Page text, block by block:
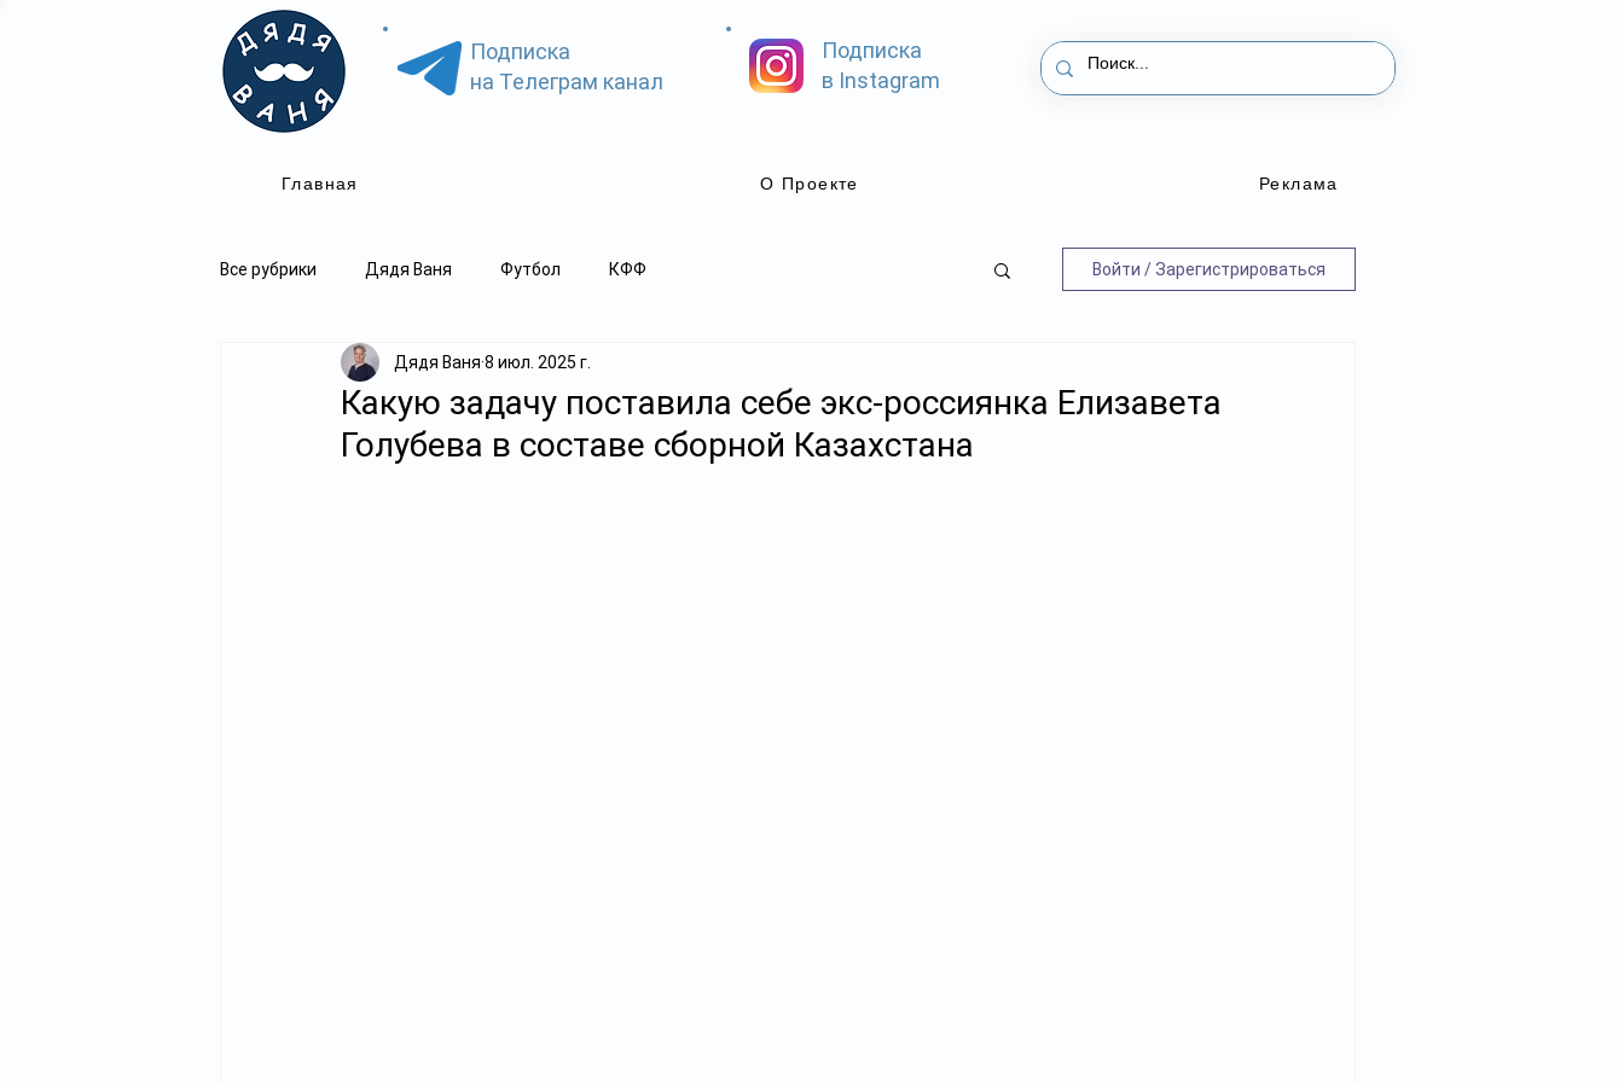
Подписка
на Телеграм канал
Главная
Подписка
в Instagram
О Проекте Реклама
Все рубрики Дядя Ваня Футбол КФФ Войти / Зарегистрироваться
Какую задачу поставила себе экс-россиянка Елизавета
Голубева в составе сборной Казахстана
Дядя Ваня 8 июл. 2025 г.